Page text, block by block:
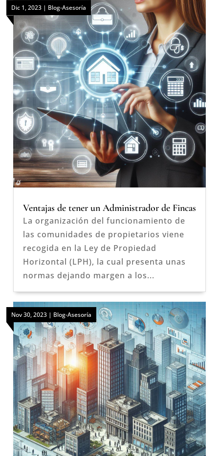
Ventajas de tener un Administrador de Fincas
Dic 1, 2023| Blog-Asesoría
La organización del funcionamiento de
las comunidades de propietarios viene
recogida en la Ley de Propiedad
Horizontal (LPH), la cual presenta unas
normas dejando margen a los...
Nov 30, 2023| Blog-Asesoría